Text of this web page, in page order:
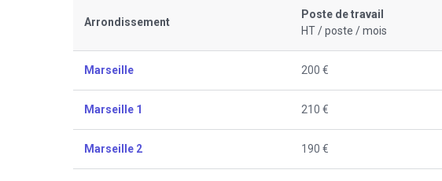
Arrondissement
Poste de travail
HT / poste / mois
Marseille 200 €
Marseille 1 210 €
Marseille 2 190 €